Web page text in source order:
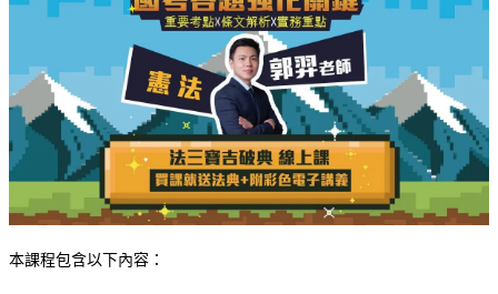
本課程包含以下內容：